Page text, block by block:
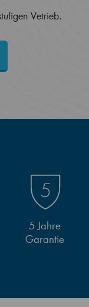
Vetrieb.
5 Jahre
Garantie